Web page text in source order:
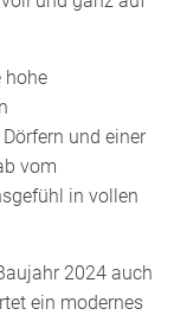
hohe
und einer
vom
in vollen
2024 auch
ein modernes